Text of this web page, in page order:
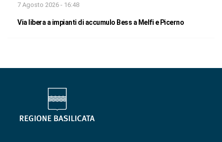
7 Agosto 2026 - 16:48
Via libera a impianti di accumulo Bess a Melfi e Picerno